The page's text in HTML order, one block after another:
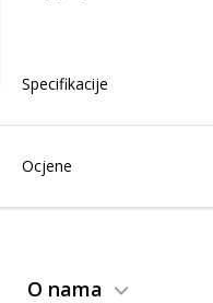
Specifikacije
Ocjene
O nama